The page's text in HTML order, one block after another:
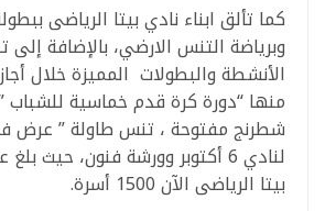
كما تألق ابناء نادي بيتا الرياضى
وبرياضة التنس الارضي، بالإضافة
الأنشطة والبطولات المميزة خلال
منها “دورة كرة قدم خماسية للشباب
شطرنج مفتوحة ، تنس طاولة ” عرض
لنادي 6 أكتوبر وورشة فنون، حيث
بيتا الرياضى الآن 1500 أسرة.